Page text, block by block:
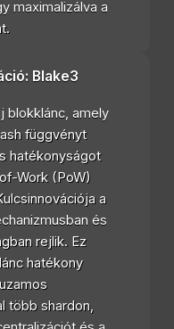
maximalizálva a
Blake3
blokklánc, amely
függvényt
hatékonyságot
Work (PoW)
a
és
rejlik. Ez
hatékony
több shardon,